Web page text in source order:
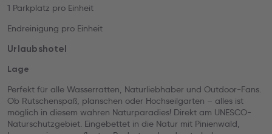
1 Parkplatz pro Einheit
Endreinigung pro Einheit
Urlaubshotel
Lage
Perfekt für alle Wasserratten, Naturliebhaber und Outdoor-Fans.
Ob Rutschenspaß, planschen oder Hochseilgarten – alles ist
möglich in diesem wahren Naturparadies! Direkt am UNESCO-
Naturschutzgebiet. Eingebettet in die Natur mit Pinienwald,